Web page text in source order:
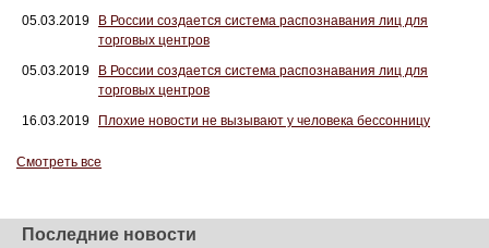
05.03.2019
В России создается система распознавания лиц для
торговых центров
05.03.2019
В России создается система распознавания лиц для
торговых центров
16.03.2019
Плохие новости не вызывают у человека бессонницу
Смотреть все
Последние новости